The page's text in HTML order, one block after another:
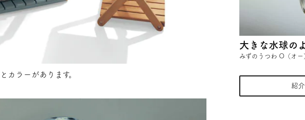
カラーがあります。
大きな水球の
みずのうつわ O（オー
紹